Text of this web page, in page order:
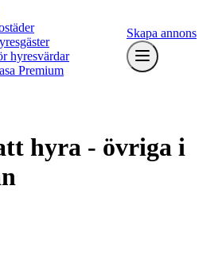
hyresvärdar
Premium
Skapa annons
hyra - övriga i